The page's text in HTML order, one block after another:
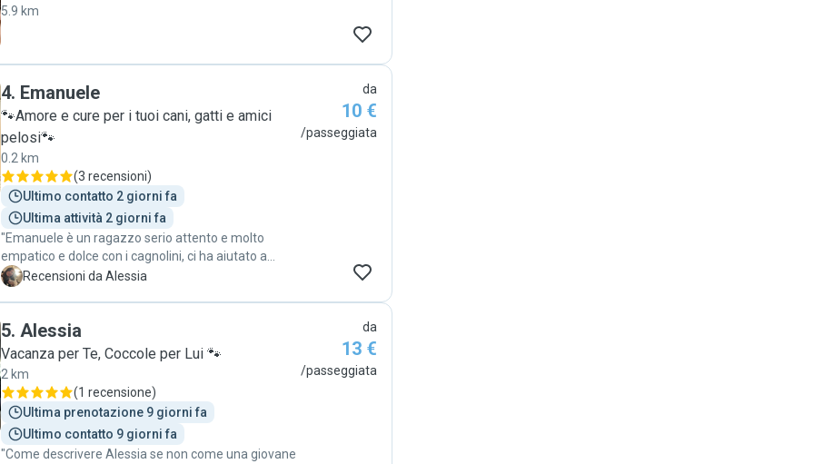
5.9 km
4. Emanuele
🐾Amore e cure per i tuoi cani, gatti e amici
pelosi🐾
0.2 km
(3 recensioni)
Ultimo contatto 2 giorni fa
Ultima attività 2 giorni fa
"Emanuele è un ragazzo serio attento e molto
empatico e dolce con i cagnolini, ci ha aiutato a
portarli a spasso lo consigliamo e lo ricontatteremo
A Recensioni da Alessia
da
10 €
/passeggiata
5. Alessia
Vacanza per Te, Coccole per Lui 🐾
2 km
(1 recensione)
Ultima prenotazione 9 giorni fa
Ultimo contatto 9 giorni fa
"Come descrivere Alessia se non come una giovane
da
13 €
/passeggiata